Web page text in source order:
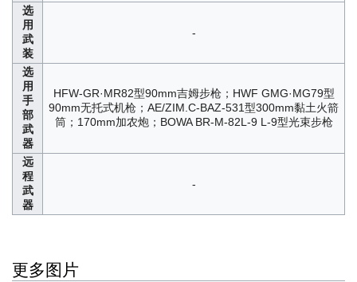
选
用
武
装
-
选
用
手
部
武
器
HFW-GR·MR82型90mm吉姆步枪；HWF GMG·MG79型
90mm无托式机枪；AE/ZIM.C-BAZ-531型300mm黏土火箭
筒；170mm加农炮；BOWA BR-M-82L-9 L-9型光束步枪
远
程
武
器
-
更多图片